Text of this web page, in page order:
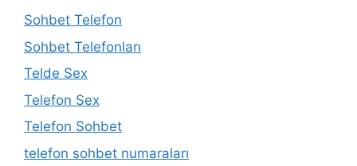
Sohbet Telefon
Sohbet Telefonları
Telde Sex
Telefon Sex
Telefon Sohbet
telefon sohbet numaraları